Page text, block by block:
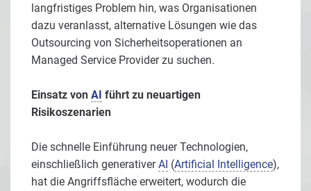
langfristiges Problem hin, was Organisationen
dazu veranlasst, alternative Lösungen wie das
Outsourcing von Sicherheitsoperationen an
Managed Service Provider zu suchen.
Einsatz von AI führt zu neuartigen
Risikoszenarien
Die schnelle Einführung neuer Technologien,
einschließlich generativerAI (Artificial Intelligence),
hat die Angriffsfläche erweitert, wodurch die